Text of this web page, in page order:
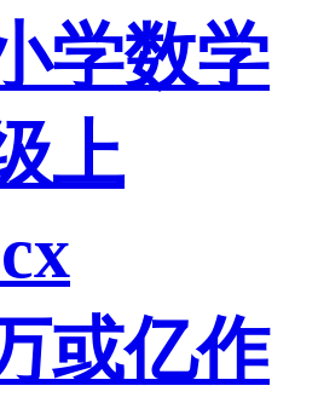
学数学
上
或亿作